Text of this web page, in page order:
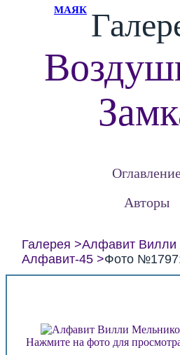
МАЯК
Авторы
Галерея
Алфавит Вилли
Алфавит-45
Фото
Нажмите на фото для